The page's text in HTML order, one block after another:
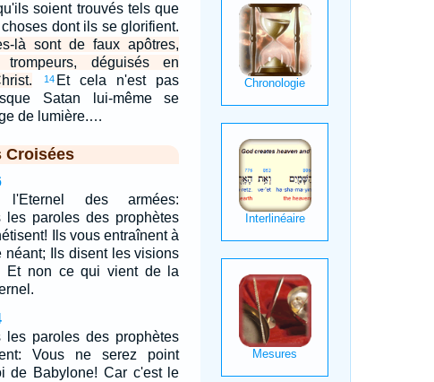
soient trouvés tels que
dont ils se glorifient.
là sont de faux apôtres,
déguisés en
14 Et cela n'est pas
Satan lui-même se
de lumière.…
Croisées
des armées:
les paroles des prophètes
Ils vous entraînent à
néant; Ils disent les visions
Et non ce qui vient de la
les paroles des prophètes
Vous ne serez point
de Babylone! Car c'est le